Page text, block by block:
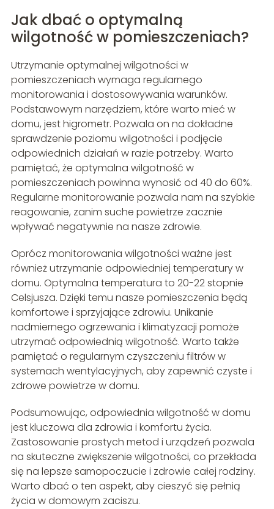
Jak dbać o optymalną
wilgotność w pomieszczeniach?
Utrzymanie optymalnej wilgotności w
pomieszczeniach wymaga regularnego
monitorowania i dostosowywania warunków.
Podstawowym narzędziem, które warto mieć w
domu, jest higrometr. Pozwala on na dokładne
sprawdzenie poziomu wilgotności i podjęcie
odpowiednich działań w razie potrzeby. Warto
pamiętać, że optymalna wilgotność w
pomieszczeniach powinna wynosić od 40 do 60%.
Regularne monitorowanie pozwala nam na szybkie
reagowanie, zanim suche powietrze zacznie
wpływać negatywnie na nasze zdrowie.
Oprócz monitorowania wilgotności ważne jest
również utrzymanie odpowiedniej temperatury w
domu. Optymalna temperatura to 20-22 stopnie
Celsjusza. Dzięki temu nasze pomieszczenia będą
komfortowe i sprzyjające zdrowiu. Unikanie
nadmiernego ogrzewania i klimatyzacji pomoże
utrzymać odpowiednią wilgotność. Warto także
pamiętać o regularnym czyszczeniu filtrów w
systemach wentylacyjnych, aby zapewnić czyste i
zdrowe powietrze w domu.
Podsumowując, odpowiednia wilgotność w domu
jest kluczowa dla zdrowia i komfortu życia.
Zastosowanie prostych metod i urządzeń pozwala
na skuteczne zwiększenie wilgotności, co przekłada
się na lepsze samopoczucie i zdrowie całej rodziny.
Warto dbać o ten aspekt, aby cieszyć się pełnią
życia w domowym zaciszu.